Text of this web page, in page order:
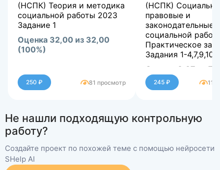
(НСПК) Теория и методика
социальной работы 2023
Задание 1
Оценка 32,00 из 32,00
(100%)
250 ₽ 81 просмотр
(НСПК)
правовые и
законодательные
социальной
Практическое
Задания 1-4,7,9,10
Оценка 6,67 из
(95,24%)
245 ₽ 111
Не нашли подходящую контрольную
работу?
Создайте проект по похожей теме с помощью нейросети
SHelp AI